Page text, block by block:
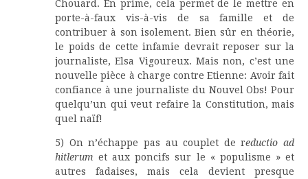
Chouard. En prime, cela permet de le mettre en
porte-à-faux vis-à-vis de sa famille et de
contribuer à son isolement. Bien sûr en théorie,
le poids de cette infamie devrait reposer sur la
journaliste, Elsa Vigoureux. Mais non, c’est une
nouvelle pièce à charge contre Etienne: Avoir fait
confiance à une journaliste du Nouvel Obs! Pour
quelqu’un qui veut refaire la Constitution, mais
quel naïf!
5) On n’échappe pas au couplet de reductio ad
hitlerumet aux poncifs sur le « populisme » et
autres fadaises, mais cela devient presque